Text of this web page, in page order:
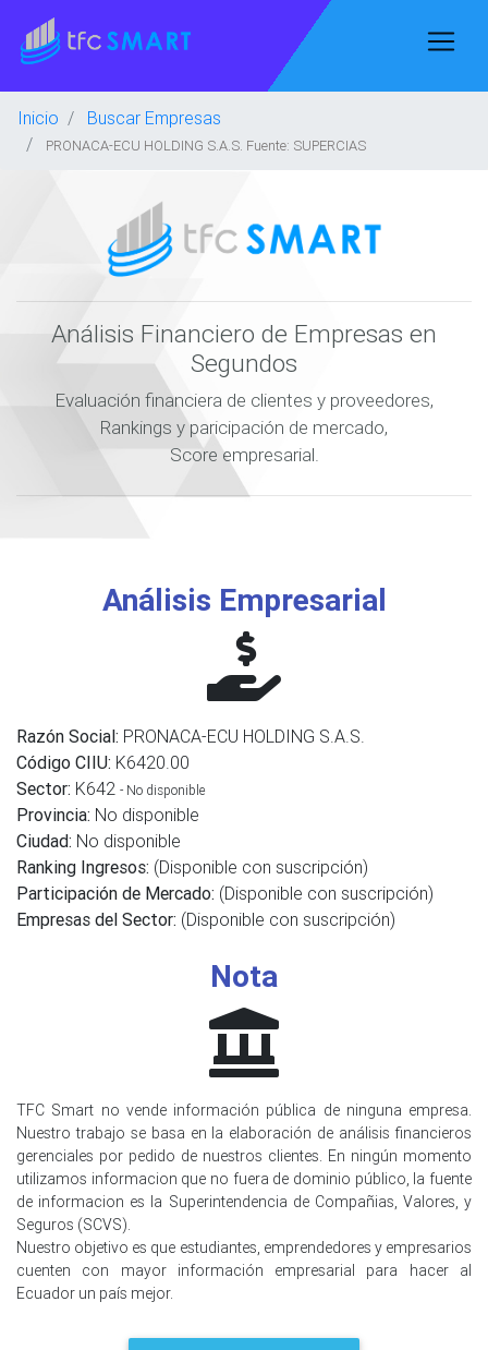
Inicio Buscar Empresas
PRONACA-ECU HOLDING S.A.S. Fuente: SUPERCIAS
Análisis Financiero de Empresas en
Segundos
Evaluación financiera de clientes y proveedores,
Rankings y paricipación de mercado,
Score empresarial.
Análisis Empresarial
Razón Social: PRONACA-ECU HOLDING S.A.S.
Código CIIU: K6420.00
Sector: K642 - No disponible
Provincia: No disponible
Ciudad: No disponible
Ranking Ingresos: (Disponible con suscripción)
Participación de Mercado: (Disponible con suscripción)
Empresas del Sector: (Disponible con suscripción)
Nota
TFC Smart no vende información pública de ninguna empresa.
Nuestro trabajo se basa en la elaboración de análisis financieros
gerenciales por pedido de nuestros clientes. En ningún momento
utilizamos informacion que no fuera de dominio público, la fuente
de informacion es la Superintendencia de Compañias, Valores, y
Seguros (SCVS).
Nuestro objetivo es que estudiantes, emprendedores y empresarios
cuenten con mayor información empresarial para hacer al
Ecuador un país mejor.